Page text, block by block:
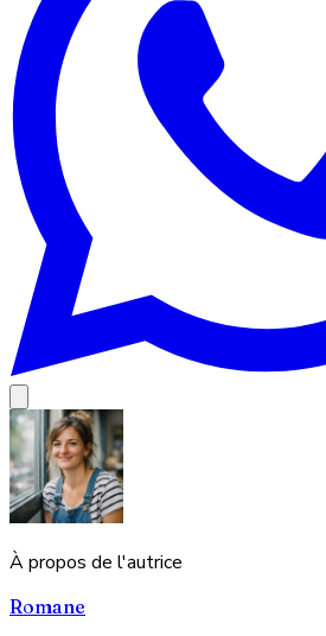
À propos de l'autrice
Romane